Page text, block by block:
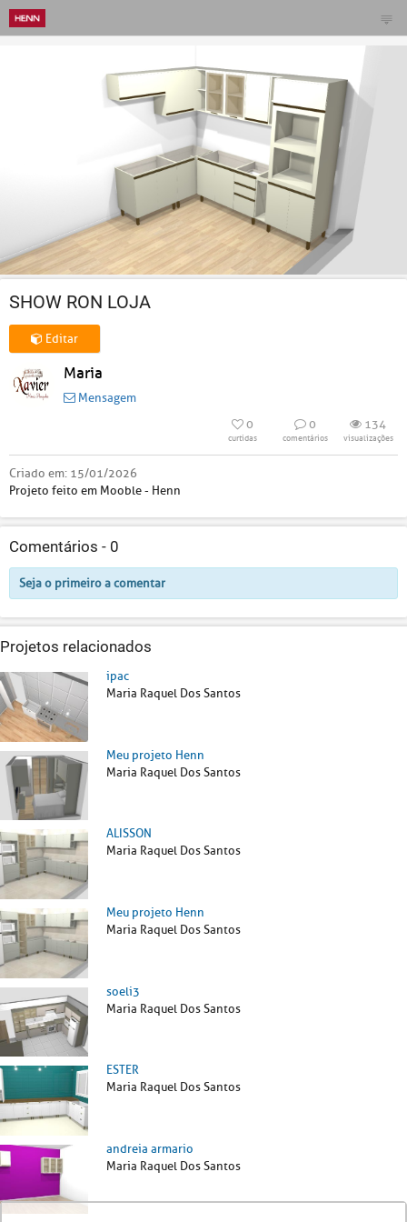
SHOW RON LOJA
Editar
Maria
Mensagem
0
curtidas
0
comentários
134
visualizações
Criado em: 15/01/2026
Projeto feito em Mooble - Henn
Comentários - 0
Seja o primeiro a comentar
Projetos relacionados
ipac
Maria Raquel Dos Santos
Meu projeto Henn
Maria Raquel Dos Santos
ALISSON
Maria Raquel Dos Santos
Meu projeto Henn
Maria Raquel Dos Santos
soeli3
Maria Raquel Dos Santos
ESTER
Maria Raquel Dos Santos
andreia armario
Maria Raquel Dos Santos